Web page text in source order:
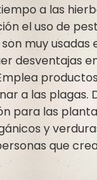
a las
el uso de
muy usadas
desventajas
a las plagas.
para las
y
que